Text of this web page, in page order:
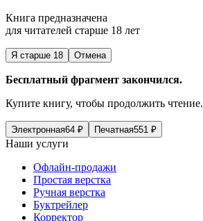
Книга предназначена
для читателей старше 18 лет
Я старше 18 Отмена
Бесплатный фрагмент закончился.
Купите книгу, чтобы продолжить чтение.
Электронная64 ₽ Печатная551 ₽
Наши услуги
Офлайн-продажи
Простая верстка
Ручная верстка
Буктрейлер
Корректор